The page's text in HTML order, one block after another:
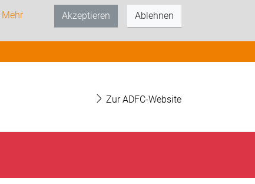
Mehr
Akzeptieren Ablehnen
Zur ADFC-Website